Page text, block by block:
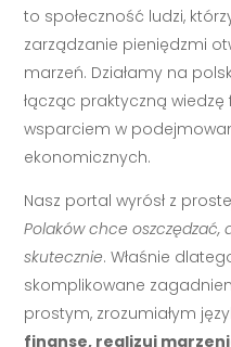
to społeczność ludzi,
zarządzanie pieniędzmi
marzeń. Działamy na
łącząc praktyczną
wsparciem w
ekonomicznych.
Nasz portal wyrósł z
Polaków chce oszczędzać,
skutecznie. Właśnie
skomplikowane
prostym, zrozumiałym
finanse, realizuj